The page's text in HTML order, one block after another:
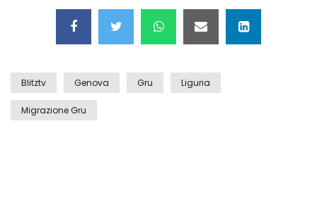
brillare
Auto contromano a Napoli: il caos dopo
Blitztv Genova Gru Liguria
Migrazione Gru